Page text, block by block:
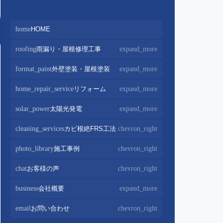
homeHOME
roofing雨漏り・屋根修理工事 expand_more
屋根修理・屋根工事 chevron_right
部分屋根工事 chevron_right
棟板金包み直し工事 chevron_right
棟板金工事 chevron_right
format_paint外壁塗装・屋根塗装 expand_more
外壁塗装 chevron_right
home_repair_service リフォーム expand_more
キッチンリフォーム chevron_right
家電・設備リフォーム chevron_right
外構リフォーム chevron_right
solar_power太陽光発電 expand_more
太陽光パネル設置 chevron_right
cleaning_servicesカビ根絶FRS工法 chevron_right
photo_library施工事例 chevron_right
chatお客様の声 chevron_right
business会社概要 expand_more
会社案内 chevron_right
emailお問い合わせ chevron_right